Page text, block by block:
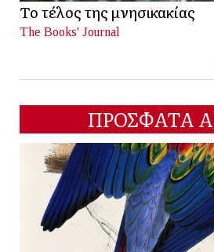
Το τέλος της μνησικακίας
The Books' Journal
ΠΡΟΣΦΑΤΑ